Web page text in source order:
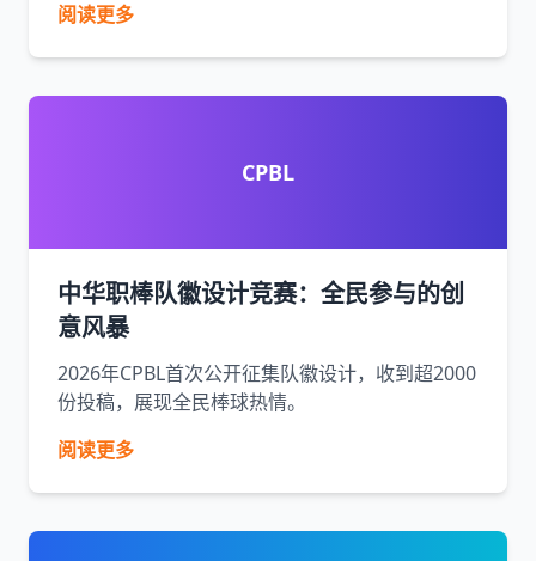
阅读更多
CPBL
中华职棒队徽设计竞赛：全民参与的创
意风暴
2026年CPBL首次公开征集队徽设计，收到超2000
份投稿，展现全民棒球热情。
阅读更多